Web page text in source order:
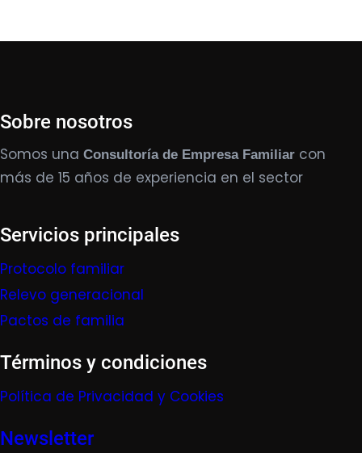
Sobre nosotros
Somos una Consultoría de Empresa Familiar con
más de 15 años de experiencia en el sector
Servicios principales
Protocolo familiar
Relevo generacional
Pactos de familia
Términos y condiciones
Política de Privacidad y Cookies
Newsletter